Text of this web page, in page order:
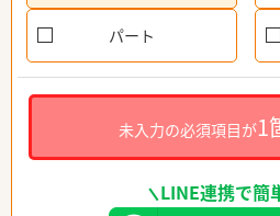
パート
未入力の必須項目が1
LINE連携で簡